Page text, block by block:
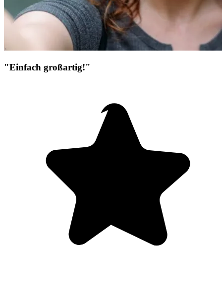
"Einfach großartig!"